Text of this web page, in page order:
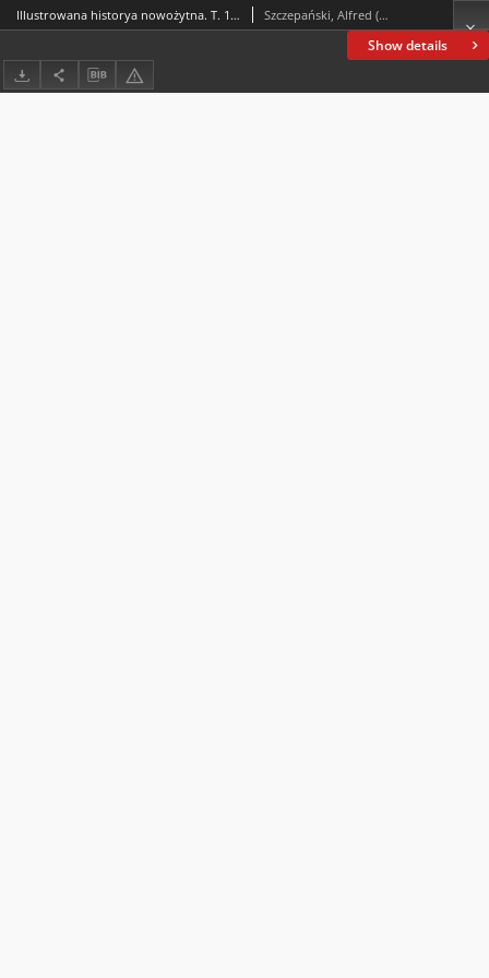
Show details
Illustrowana historya nowożytna. T. 1, Od epoki odkryć i reformacyi aż do panowania Filipa II : według wydawnictwa Spamera Szczepański, Alfred (1840-1909)